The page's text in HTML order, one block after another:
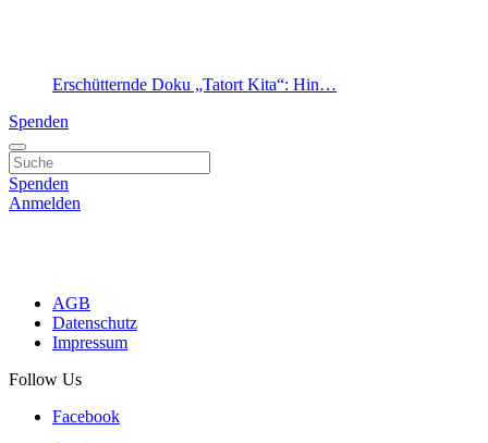
Erschütternde Doku „Tatort Kita“: Hin…
Spenden
Spenden
Anmelden
AGB
Datenschutz
Impressum
Follow Us
Facebook